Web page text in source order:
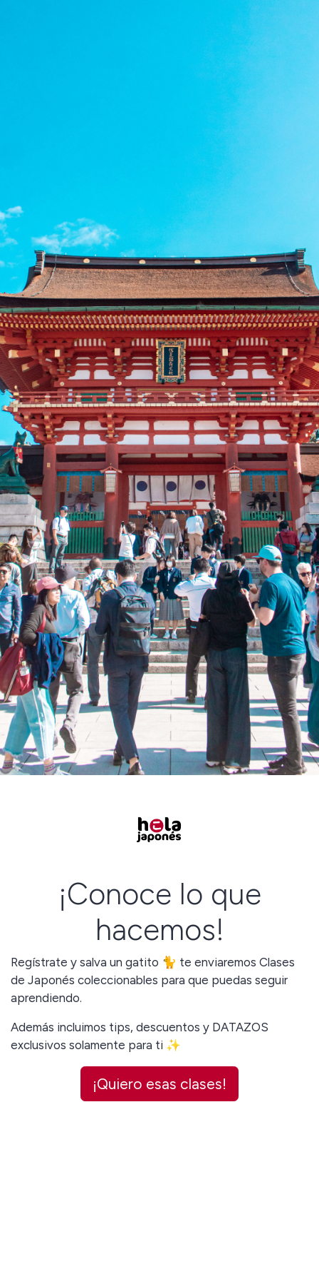
¡Conoce lo que
hacemos!
Regístrate y salva un gatito 🐈 te enviaremos Clases
de Japonés coleccionables para que puedas seguir
aprendiendo.
Además incluimos tips, descuentos y DATAZOS
exclusivos solamente para ti ✨
(fotografía por @gaticashashin)
¡Quiero esas clases!